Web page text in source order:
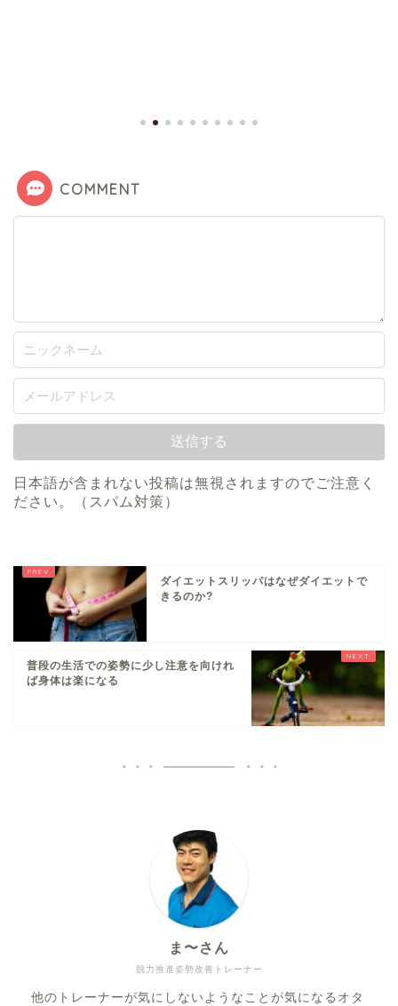
COMMENT
日本語が含まれない投稿は無視されますのでご注意く
ださい。（スパム対策）
ダイエットスリッパはなぜダイエットで
きるのか?
普段の生活での姿勢に少し注意を向けれ
ば身体は楽になる
脱力推進姿勢改善トレーナー
ま〜さん
他のトレーナーが気にしないようなことが気になるオタ